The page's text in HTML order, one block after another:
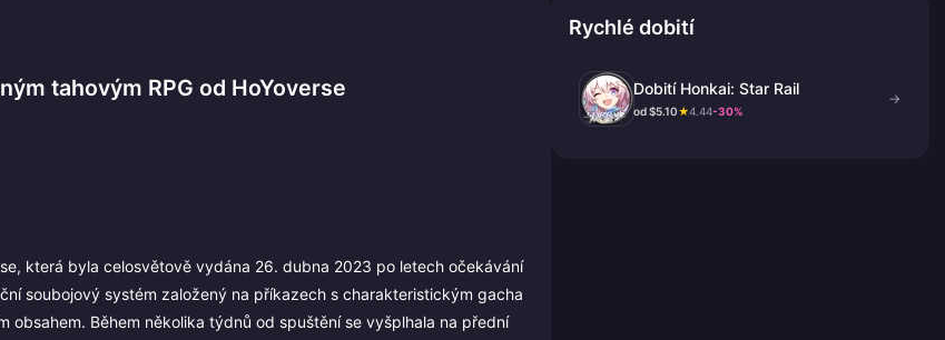
tahovým RPG od HoYoverse
která byla celosvětově vydána 26. dubna 2023 po letech očekávání
soubojový systém založený na příkazech s charakteristickým gacha
Během několika týdnů od spuštění se vyšplhala na přední
Rychlé dobití
Dobití Honkai: Star Rail
od $5.10★4.44-30%
→